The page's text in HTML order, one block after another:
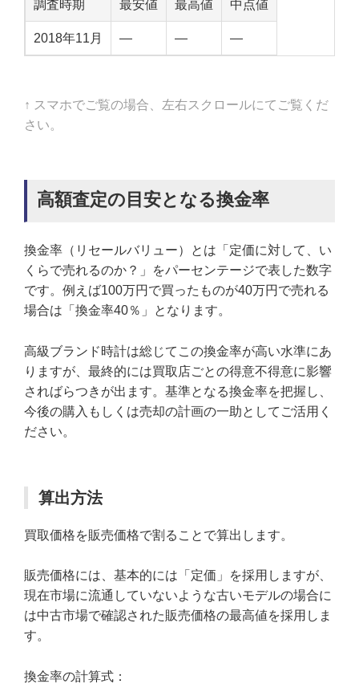
調査時期 最安値 最高値 中点値
2018年11月 — — —
↑ スマホでご覧の場合、左右スクロールにてご覧くだ
さい。
高額査定の目安となる換金率
換金率（リセールバリュー）とは「定価に対して、い
くらで売れるのか？」をパーセンテージで表した数字
です。例えば100万円で買ったものが40万円で売れる
場合は「換金率40％」となります。
高級ブランド時計は総じてこの換金率が高い水準にあ
りますが、最終的には買取店ごとの得意不得意に影響
さればらつきが出ます。基準となる換金率を把握し、
今後の購入もしくは売却の計画の一助としてご活用く
ださい。
算出方法
買取価格を販売価格で割ることで算出します。
販売価格には、基本的には「定価」を採用しますが、
現在市場に流通していないような古いモデルの場合に
は中古市場で確認された販売価格の最高値を採用しま
す。
換金率の計算式：